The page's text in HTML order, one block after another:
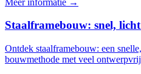
Staalframebouw: snel,
Ontdek staalframebouw: een
bouwmethode met veel